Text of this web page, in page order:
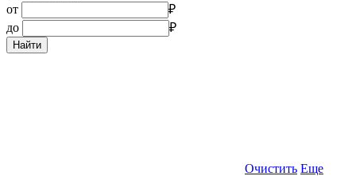
от
₽
до
₽
Найти
Очистить Еще